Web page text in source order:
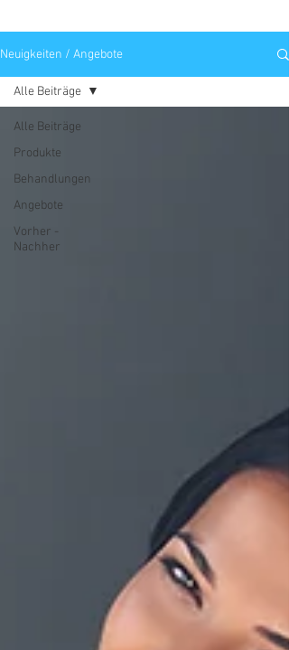
Neuigkeiten / Angebote
Alle Beiträge
Produkte
Behandlungen
Angebote
Vorher -
Nachher
Alle Beiträge